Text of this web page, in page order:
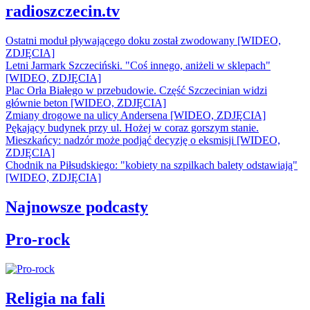
radioszczecin.tv
Ostatni moduł pływającego doku został zwodowany [WIDEO,
ZDJĘCIA]
Letni Jarmark Szczeciński. "Coś innego, aniżeli w sklepach"
[WIDEO, ZDJĘCIA]
Plac Orła Białego w przebudowie. Część Szczecinian widzi
głównie beton [WIDEO, ZDJĘCIA]
Zmiany drogowe na ulicy Andersena [WIDEO, ZDJĘCIA]
Pękający budynek przy ul. Hożej w coraz gorszym stanie.
Mieszkańcy: nadzór może podjąć decyzję o eksmisji [WIDEO,
ZDJĘCIA]
Chodnik na Piłsudskiego: "kobiety na szpilkach balety odstawiają"
[WIDEO, ZDJĘCIA]
Najnowsze podcasty
Pro-rock
Religia na fali